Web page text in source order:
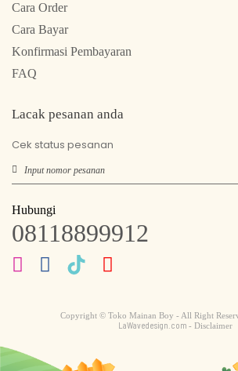
Cara Order
Cara Bayar
Konfirmasi Pembayaran
FAQ
Lacak pesanan anda
Cek status pesanan
Hubungi
08118899912
Copyright © Toko Mainan Boy - All Right
LaWavedesign.com - Disclaimer